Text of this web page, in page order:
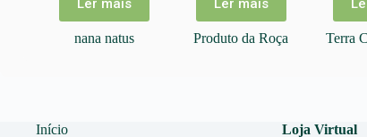
nana natus Produto da Roça Terra
Início Loja Virtual